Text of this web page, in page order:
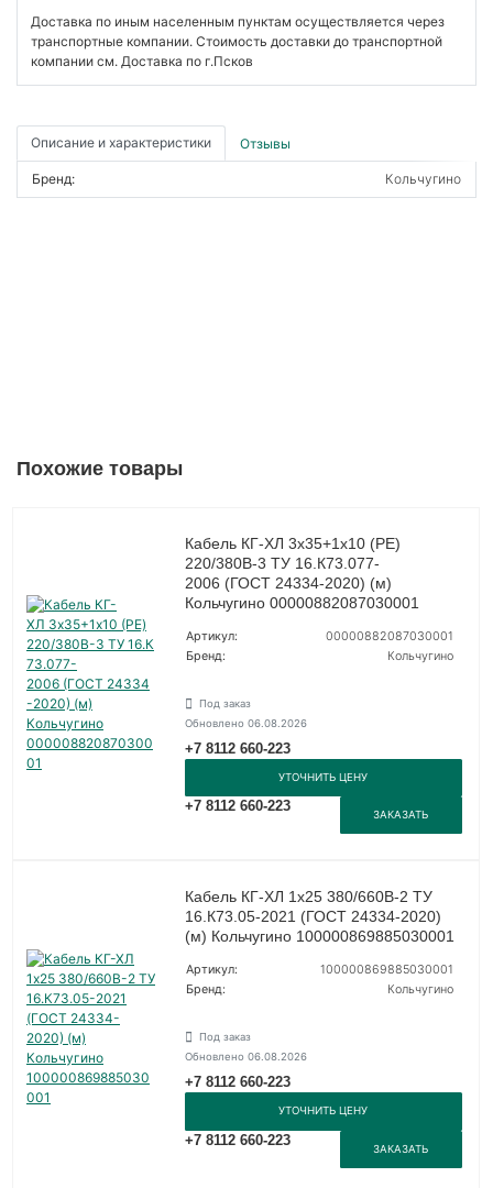
Доставка по иным населенным пунктам осуществляется через
транспортные компании. Стоимость доставки до транспортной
компании см. Доставка по г.Псков
Описание и характеристики Отзывы
Бренд: Кольчугино
Похожие товары
Кабель КГ-ХЛ 3х35+1х10 (PE)
220/380В-3 ТУ 16.К73.077-
2006 (ГОСТ 24334-2020) (м)
Кольчугино 00000882087030001
Артикул:
00000882087030001
Бренд:
Кольчугино
Под заказ
Обновлено 06.08.2026
+7 8112 660-223
УТОЧНИТЬ ЦЕНУ
+7 8112 660-223
ЗАКАЗАТЬ
Кабель КГ-ХЛ 1х25 380/660В-2 ТУ
16.К73.05-2021 (ГОСТ 24334-2020)
(м) Кольчугино 100000869885030001
Артикул:
100000869885030001
Бренд:
Кольчугино
Под заказ
Обновлено 06.08.2026
+7 8112 660-223
УТОЧНИТЬ ЦЕНУ
+7 8112 660-223
ЗАКАЗАТЬ